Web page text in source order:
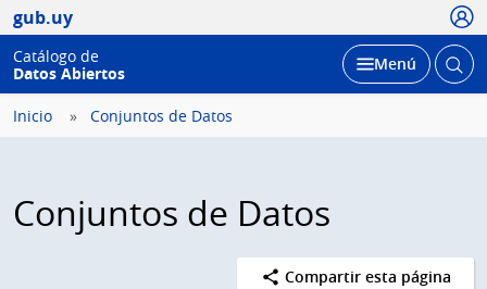
gub.uy
Catálogo de
Datos Abiertos
Desplegar
Menú Abrir
Inicio Conjuntos de Datos
Conjuntos de Datos
Compartir esta página